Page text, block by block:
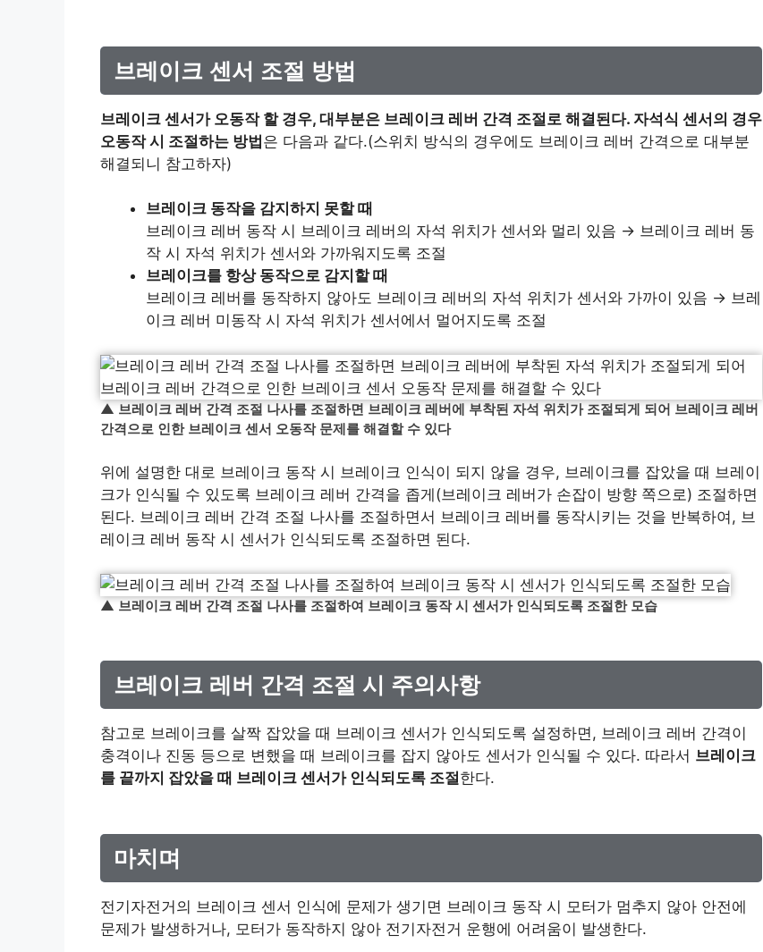
브레이크 센서 조절 방법
브레이크 센서가 오동작 할 경우, 대부분은 브레이크 레버 간격 조절로 해결된다. 자석식 센서의 경우
오동작 시 조절하는 방법은 다음과 같다.(스위치 방식의 경우에도 브레이크 레버 간격으로 대부분
해결되니 참고하자)
브레이크 동작을 감지하지 못할 때
브레이크 레버 동작 시 브레이크 레버의 자석 위치가 센서와 멀리 있음 → 브레이크 레버 동
작 시 자석 위치가 센서와 가까워지도록 조절
브레이크를 항상 동작으로 감지할 때
브레이크 레버를 동작하지 않아도 브레이크 레버의 자석 위치가 센서와 가까이 있음 → 브레
이크 레버 미동작 시 자석 위치가 센서에서 멀어지도록 조절
▲ 브레이크 레버 간격 조절 나사를 조절하면 브레이크 레버에 부착된 자석 위치가 조절되게 되어 브레이크 레버
간격으로 인한 브레이크 센서 오동작 문제를 해결할 수 있다
위에 설명한 대로 브레이크 동작 시 브레이크 인식이 되지 않을 경우, 브레이크를 잡았을 때 브레이
크가 인식될 수 있도록 브레이크 레버 간격을 좁게(브레이크 레버가 손잡이 방향 쪽으로) 조절하면
된다. 브레이크 레버 간격 조절 나사를 조절하면서 브레이크 레버를 동작시키는 것을 반복하여, 브
레이크 레버 동작 시 센서가 인식되도록 조절하면 된다.
▲ 브레이크 레버 간격 조절 나사를 조절하여 브레이크 동작 시 센서가 인식되도록 조절한 모습
브레이크 레버 간격 조절 시 주의사항
참고로 브레이크를 살짝 잡았을 때 브레이크 센서가 인식되도록 설정하면, 브레이크 레버 간격이
충격이나 진동 등으로 변했을 때 브레이크를 잡지 않아도 센서가 인식될 수 있다. 따라서 브레이크
를 끝까지 잡았을 때 브레이크 센서가 인식되도록 조절한다.
마치며
전기자전거의 브레이크 센서 인식에 문제가 생기면 브레이크 동작 시 모터가 멈추지 않아 안전에
문제가 발생하거나, 모터가 동작하지 않아 전기자전거 운행에 어려움이 발생한다.